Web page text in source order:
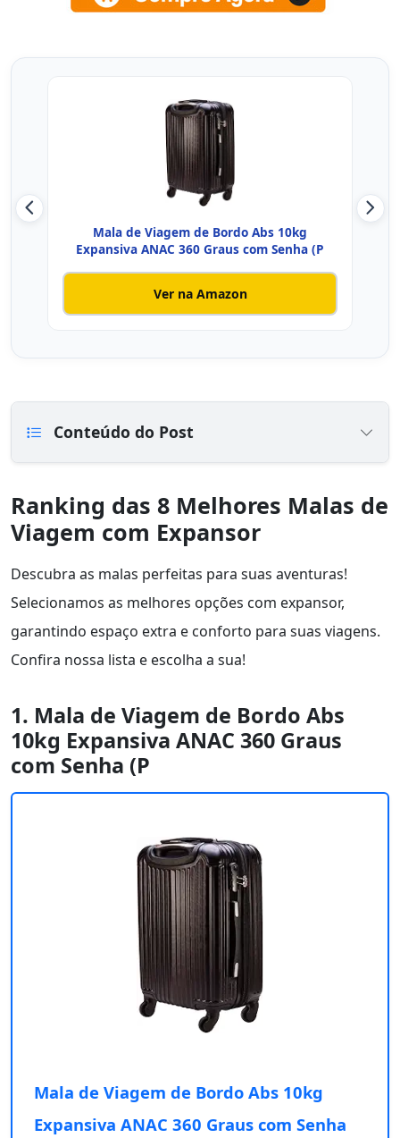
Mala de Viagem de Bordo Abs 10kg
Expansiva ANAC 360 Graus com Senha (P
Ver na Amazon
Conteúdo do Post
Ranking das 8 Melhores Malas de
Viagem com Expansor
Descubra as malas perfeitas para suas aventuras!
Selecionamos as melhores opções com expansor,
garantindo espaço extra e conforto para suas viagens.
Confira nossa lista e escolha a sua!
1. Mala de Viagem de Bordo Abs
10kg Expansiva ANAC 360 Graus
com Senha (P
Mala de Viagem de Bordo Abs 10kg
Expansiva ANAC 360 Graus com Senha